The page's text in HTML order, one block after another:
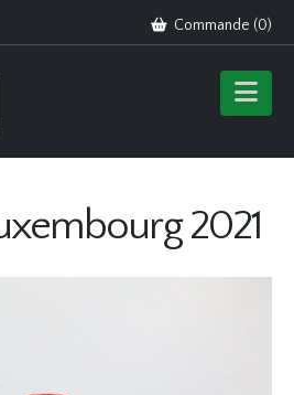
Commande (0)
2021